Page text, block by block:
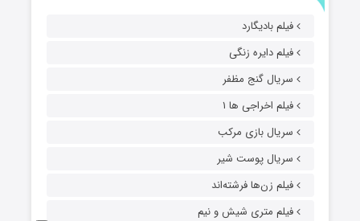
فیلم بادیگارد
فیلم دایره زنگی
سریال گنج مظفر
فیلم اخراجی ها ۱
سریال بازی مرکب
سریال پوست شیر
فیلم زن‌ها فرشته‌اند
فیلم متری شیش و نیم